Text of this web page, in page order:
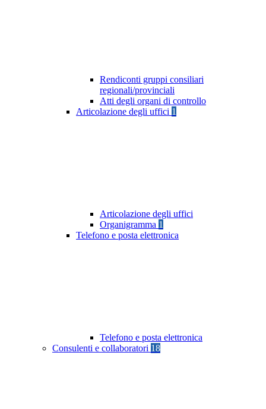
Rendiconti gruppi consiliari
regionali/provinciali
Atti degli organi di controllo
Articolazione degli uffici 1
Articolazione degli uffici
Organigramma 1
Telefono e posta elettronica
Telefono e posta elettronica
Consulenti e collaboratori 18